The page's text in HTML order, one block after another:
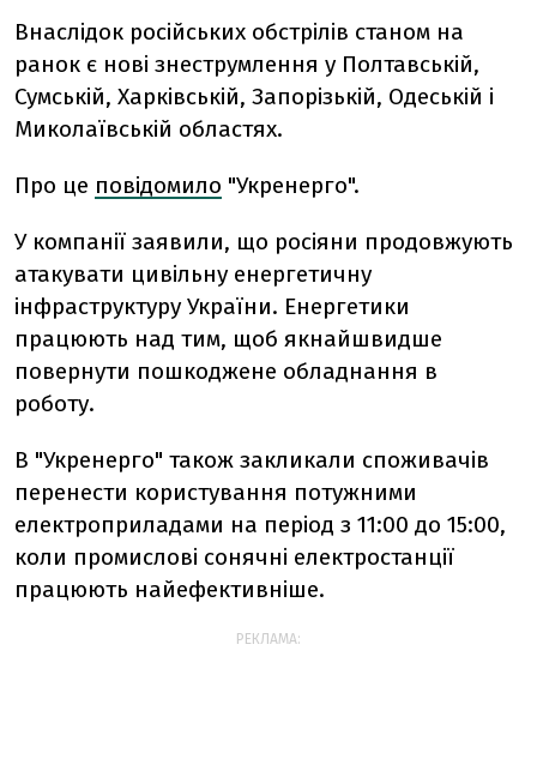
Внаслідок російських обстрілів станом на
ранок є нові знеструмлення у Полтавській,
Сумській, Харківській, Запорізькій, Одеській і
Миколаївській областях.
Про це повідомило "Укренерго".
У компанії заявили, що росіяни продовжують
атакувати цивільну енергетичну
інфраструктуру України. Енергетики
працюють над тим, щоб якнайшвидше
повернути пошкоджене обладнання в
роботу.
В "Укренерго" також закликали споживачів
перенести користування потужними
електроприладами на період з 11:00 до 15:00,
коли промислові сонячні електростанції
працюють найефективніше.
РЕКЛАМА: